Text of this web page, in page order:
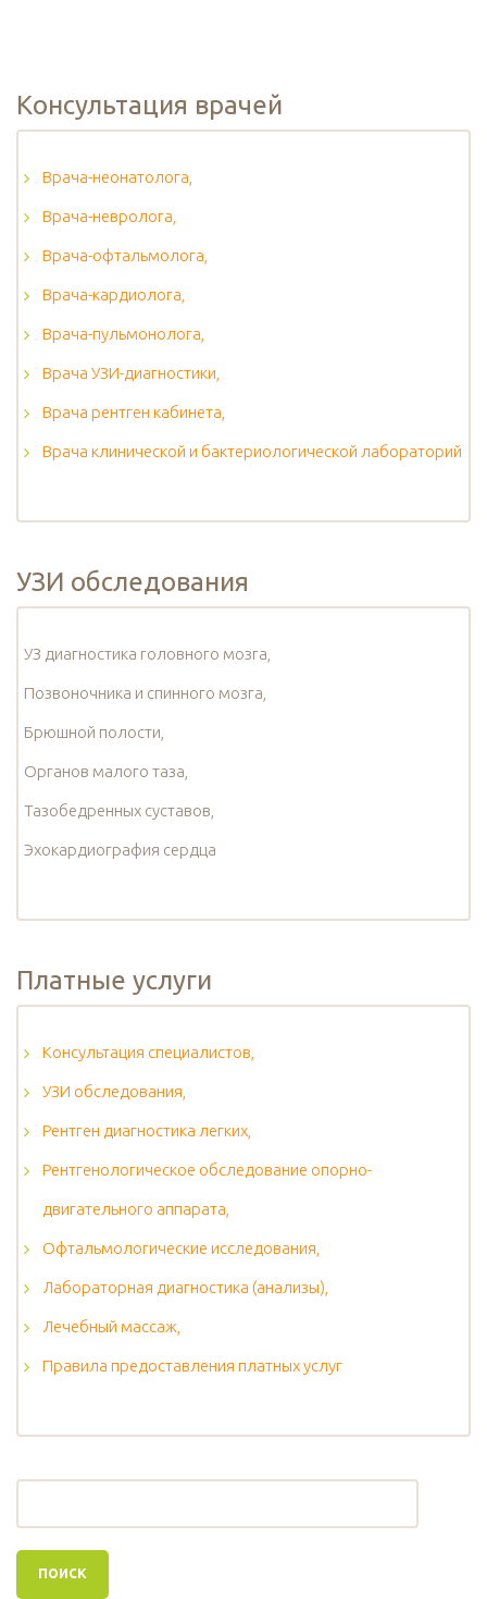
Консультация врачей
Врача-неонатолога,
Врача-невролога,
Врача-офтальмолога,
Врача-кардиолога,
Врача-пульмонолога,
Врача УЗИ-диагностики,
Врача рентген кабинета,
Врача клинической и бактериологической лабораторий
УЗИ обследования
УЗ диагностика головного мозга,
Позвоночника и спинного мозга,
Брюшной полости,
Органов малого таза,
Тазобедренных суставов,
Эхокардиография сердца
Платные услуги
Консультация специалистов,
УЗИ обследования,
Рентген диагностика легких,
Рентгенологическое обследование опорно-
двигательного аппарата,
Офтальмологические исследования,
Лабораторная диагностика (анализы),
Лечебный массаж,
Правила предоставления платных услуг